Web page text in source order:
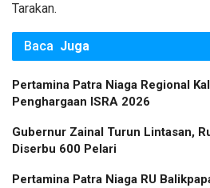
Tarakan.
Baca Juga
Pertamina Patra Niaga Regional
Penghargaan ISRA 2026
Gubernur Zainal Turun Lintasan,
Diserbu 600 Pelari
Pertamina Patra Niaga RU